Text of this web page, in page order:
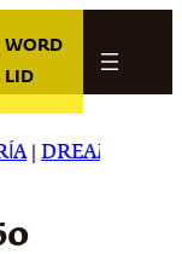
WORD
LID
| DREAMING IN